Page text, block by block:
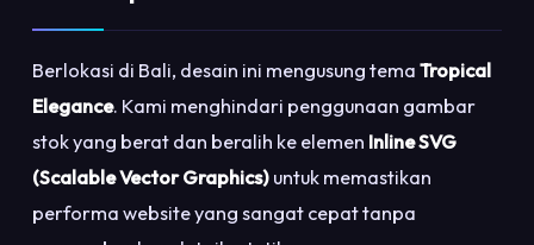
Berlokasi di Bali, desain ini mengusung tema Tropical
Elegance. Kami menghindari penggunaan gambar
stok yang berat dan beralih ke elemen Inline SVG
(Scalable Vector Graphics)untuk memastikan
performa website yang sangat cepat tanpa